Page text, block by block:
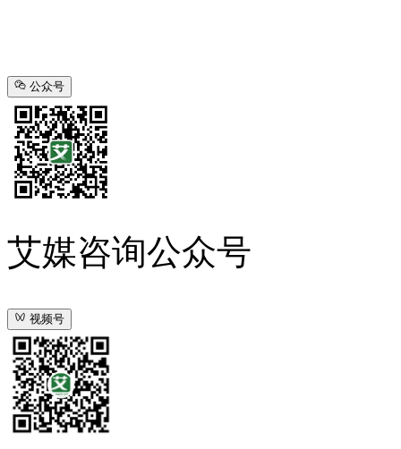
公众号
艾媒咨询公众号
视频号